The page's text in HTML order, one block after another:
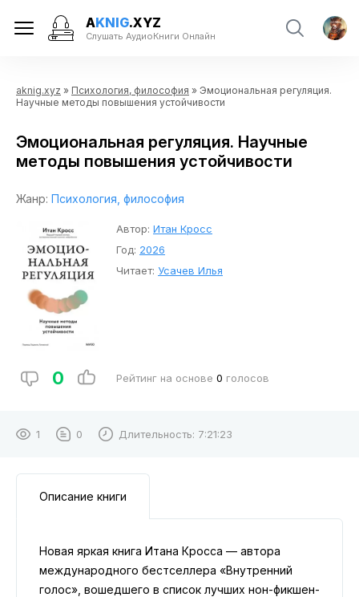
AKNIG.XYZ
Слушать АудиоКниги Онлайн
aknig.xyz » Психология, философия » Эмоциональная регуляция.
Научные методы повышения устойчивости
Эмоциональная регуляция. Научные
методы повышения устойчивости
Жанр: Психология, философия
Автор: Итан Кросс
Год: 2026
Читает: Усачев Илья
0 Рейтинг на основе 0 голосов
1 0 Длительность: 7:21:23
Описание книги
Новая яркая книга Итана Кросса — автора
международного бестселлера «Внутренний
голос», вошедшего в список лучших нон-фикшен-